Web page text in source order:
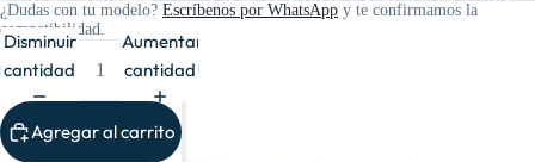
¿Dudas con tu modelo? Escríbenos por WhatsApp y te confirmamos la
compatibilidad.
Disminuir
cantidad
Aumentar
cantidad
Agregar al carrito